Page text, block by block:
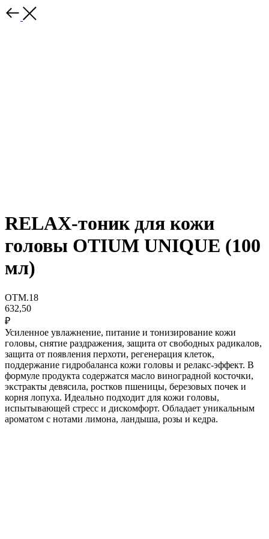
RELAX-тоник для кожи
головы OTIUM UNIQUE (100
мл)
OTM.18
632,50
₽
Усиленное увлажнение, питание и тонизирование кожи
головы, снятие раздражения, защита от свободных радикалов,
защита от появления перхоти, регенерация клеток,
поддержание гидробаланса кожи головы и релакс-эффект. В
формуле продукта содержатся масло виноградной косточки,
экстракты девясила, ростков пшеницы, березовых почек и
корня лопуха. Идеально подходит для кожи головы,
испытывающей стресс и дискомфорт. Обладает уникальным
ароматом с нотами лимона, ландыша, розы и кедра.